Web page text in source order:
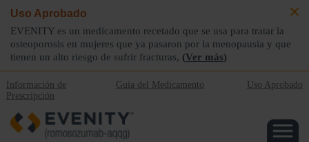
Uso Aprobado
EVENITY es un medicamento recetado que se usa para tratar la
osteoporosis en mujeres que ya pasaron por la menopausia y que
tienen un alto riesgo de sufrir fracturas, (Ver más)
Información de
Prescripción
Guía del Medicamento Uso Aprobado